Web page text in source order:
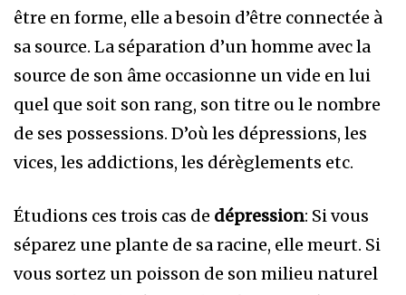
être en forme, elle a besoin d’être connectée à
sa source. La séparation d’un homme avec la
source de son âme occasionne un vide en lui
quel que soit son rang, son titre ou le nombre
de ses possessions. D’où les dépressions, les
vices, les addictions, les dérèglements etc.
Étudions ces trois cas de dépression: Si vous
séparez une plante de sa racine, elle meurt. Si
vous sortez un poisson de son milieu naturel